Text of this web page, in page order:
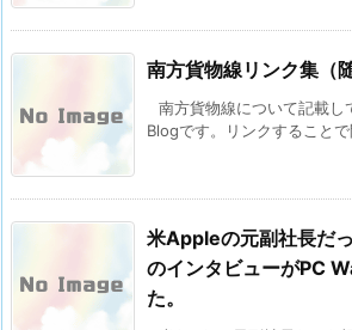
南方貨物線リンク集（
南方貨物線について記載し
Blogです。リンクすること
米Appleの元副社長だ
のインタビューがPC
た。